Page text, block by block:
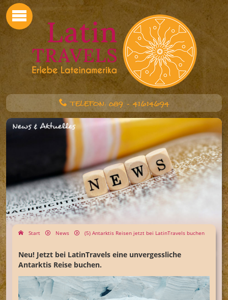
TELEFON: 089 - 41614694
Start News (5) Antarktis Reisen jetzt bei LatinTravels buchen
Neu! Jetzt bei LatinTravels eine unvergessliche
Antarktis Reise buchen.